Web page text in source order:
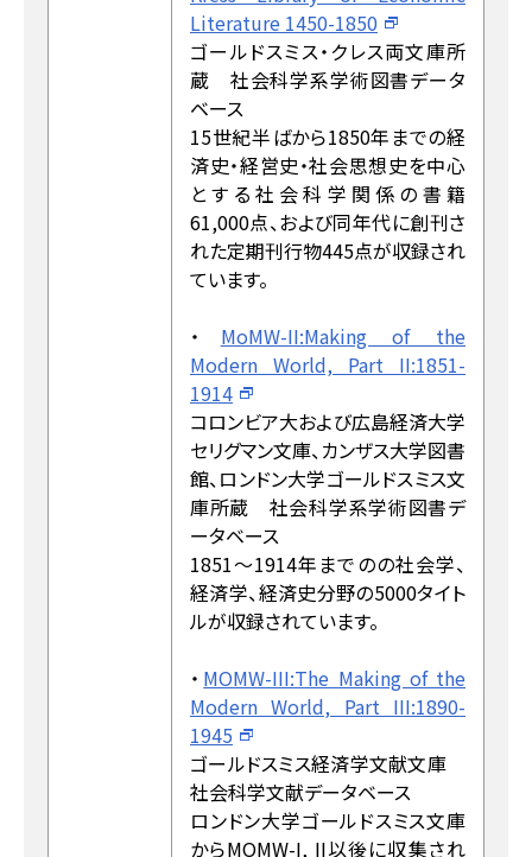
Literature 1450-1850
ゴールドスミス・クレス両文庫所
蔵 社会科学系学術図書データ
ベース
15世紀半ばから1850年までの経
済史・経営史・社会思想史を中心
とする社会科学関係の書籍
61,000点、および同年代に創刊さ
れた定期刊行物445点が収録され
ています。
・ MoMW-II:Making of the
Modern World, Part II:1851-
1914
コロンビア大および広島経済大学
セリグマン文庫、カンザス大学図書
館、ロンドン大学ゴールドスミス文
庫所蔵 社会科学系学術図書デ
ータベース
1851～1914年までのの社会学、
経済学、経済史分野の5000タイト
ルが収録されています。
・ MOMW-III:The Making of the
Modern World, Part III:1890-
1945
ゴールドスミス経済学文献文庫
社会科学文献データベース
ロンドン大学ゴールドスミス文庫
からMOMW-I, II以後に収集され